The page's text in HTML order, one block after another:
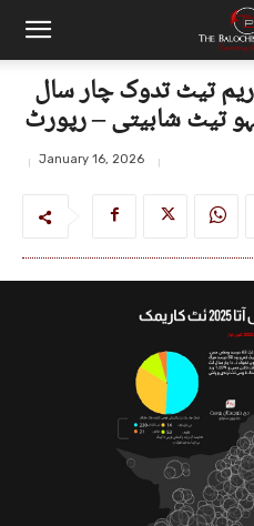
تیٹ تدوک چار سال
January 16, 2026